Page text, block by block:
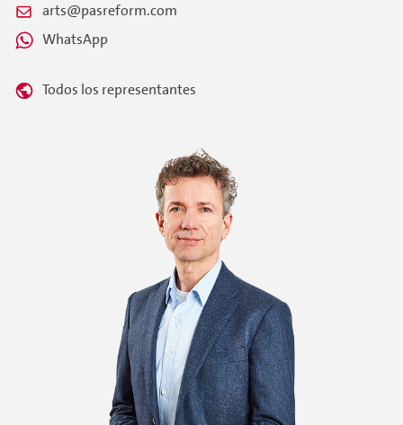
arts@pasreform.com
WhatsApp
Todos los representantes